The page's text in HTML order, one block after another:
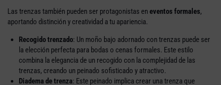
Las trenzas también pueden ser protagonistas en eventos formales,
aportando distinción y creatividad a tu apariencia.
Recogido trenzado: Un moño bajo adornado con trenzas puede ser
la elección perfecta para bodas o cenas formales. Este estilo
combina la elegancia de un recogido con la complejidad de las
trenzas, creando un peinado sofisticado y atractivo.
Diadema de trenza: Este peinado implica crear una trenza que